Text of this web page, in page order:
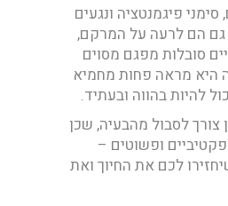
פיגמנטציה ונגעים
הם לרעה על המרקם,
סובלות מפגם מסוים
היא מראה פחות מחמיא
להיות בהווה ובעתיד.
צורך לסבול מהבעיה, שכן
ופשוטים –
לכם את החיוך ואת